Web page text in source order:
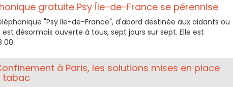
gratuite Psy Île-de-France se pérennise
"Psy Ile-de-France", d'abord destinée aux aidants ou
désormais ouverte à tous, sept jours sur sept. Elle est
00.
à Paris, les solutions mises en place
tabac